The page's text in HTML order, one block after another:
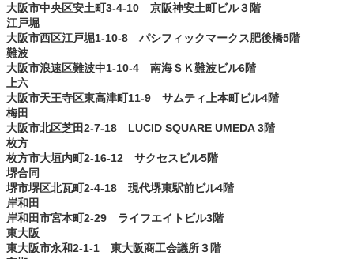
大阪市中央区安土町3-4-10 京阪神安土町ビル３階
江戸堀
大阪市西区江戸堀1-10-8 パシフィックマークス肥後橋5階
難波
大阪市浪速区難波中1-10-4 南海ＳＫ難波ビル6階
上六
大阪市天王寺区東高津町11-9 サムティ上本町ビル4階
梅田
大阪市北区芝田2-7-18 LUCID SQUARE UMEDA 3階
枚方
枚方市大垣内町2-16-12 サクセスビル5階
堺合同
堺市堺区北瓦町2-4-18 現代堺東駅前ビル4階
岸和田
岸和田市宮本町2-29 ライフエイトビル3階
東大阪
東大阪市永和2-1-1 東大阪商工会議所３階